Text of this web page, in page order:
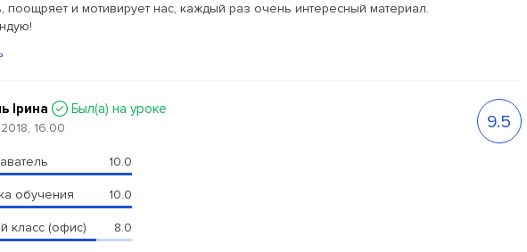
поощряет и мотивирует нас, каждый раз очень интересный материал.
Ірина Был(a) на уроке
16:00 9.5
10.0
обучения 10.0
класс (офис) 8.0